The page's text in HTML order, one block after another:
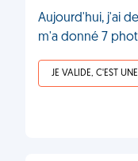
Aujourd'hui, j'ai
m'a donné 7
JE VALIDE, C'EST